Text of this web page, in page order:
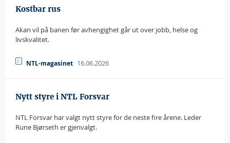
Kostbar rus
Akan vil på banen før avhengighet går ut over jobb, helse og
livskvalitet.
NTL-magasinet 16.06.2026
Nytt styre i NTL Forsvar
NTL Forsvar har valgt nytt styre for de neste fire årene. Leder
Rune Bjørseth er gjenvalgt.